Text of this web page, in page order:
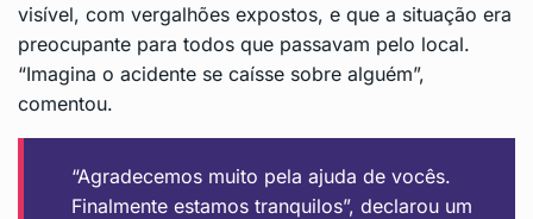
visível, com vergalhões expostos, e que a situação era
preocupante para todos que passavam pelo local.
“Imagina o acidente se caísse sobre alguém”,
comentou.
“Agradecemos muito pela ajuda de vocês.
Finalmente estamos tranquilos”, declarou um